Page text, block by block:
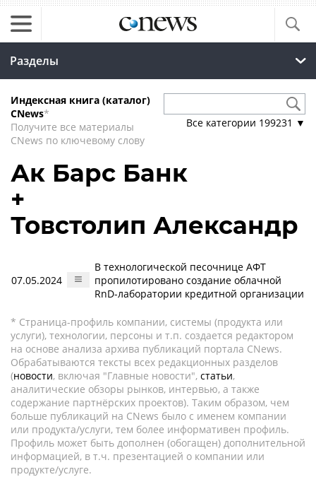
Разделы
Индексная книга (каталог)
CNews*
Получите все материалы
CNews по ключевому слову
Все категории 199231 ▼
Ак Барс Банк
+
Товстолип Александр
07.05.2024
В технологической песочнице АФТ
пропилотировано создание облачной
RnD-лаборатории кредитной организации
* Страница-профиль компании, системы (продукта или
услуги), технологии, персоны и т.п. создается редактором
на основе анализа архива публикаций портала CNews.
Обрабатываются тексты всех редакционных разделов
(новости, включая "Главные новости", статьи,
аналитические обзоры рынков, интервью, а также
содержание партнёрских проектов). Таким образом, чем
больше публикаций на CNews было с именем компании
или продукта/услуги, тем более информативен профиль.
Профиль может быть дополнен (обогащен) дополнительной
информацией, в т.ч. презентацией о компании или
продукте/услуге.